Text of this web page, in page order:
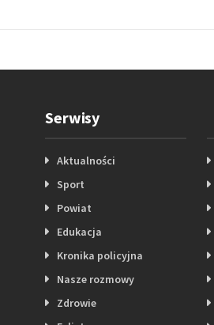
Serwisy
Aktualności
Sport
Powiat
Edukacja
Kronika policyjna
Nasze rozmowy
Zdrowie